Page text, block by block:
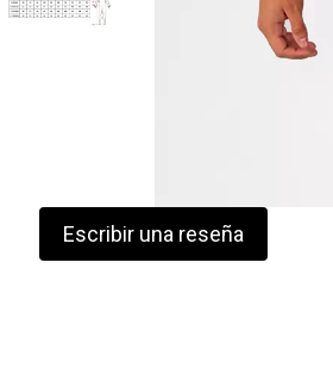
Escribir una reseña